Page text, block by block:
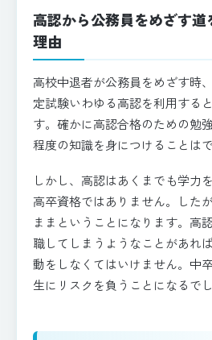
高認から公務員をめざす
理由
高校中退者が公務員をめざす時
定試験いわゆる高認を利用する
す。確かに高認合格のための勉
程度の知識を身につけることは
しかし、高認はあくまでも学力
高卒資格ではありません。した
ままということになります。高
職してしまうようなことがあれ
動をしなくてはいけません。中
生にリスクを負うことになるでし